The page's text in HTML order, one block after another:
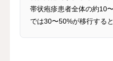
帯状疱疹患者全体の約10
では30〜50%が移行する